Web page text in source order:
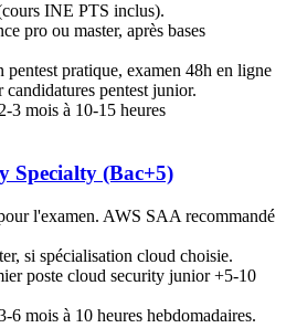
INE PTS inclus).
pro ou master, après bases
pentest pratique, examen 48h en ligne
pentest junior.
3 mois à 10-15 heures
Specialty (Bac+5)
l'examen. AWS SAA recommandé
si spécialisation cloud choisie.
poste cloud security junior +5-10
6 mois à 10 heures hebdomadaires.